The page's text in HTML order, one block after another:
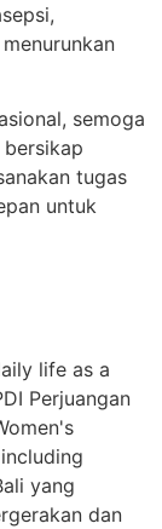
semoga
tugas
untuk
life as a
Perjuangan
yang
dan